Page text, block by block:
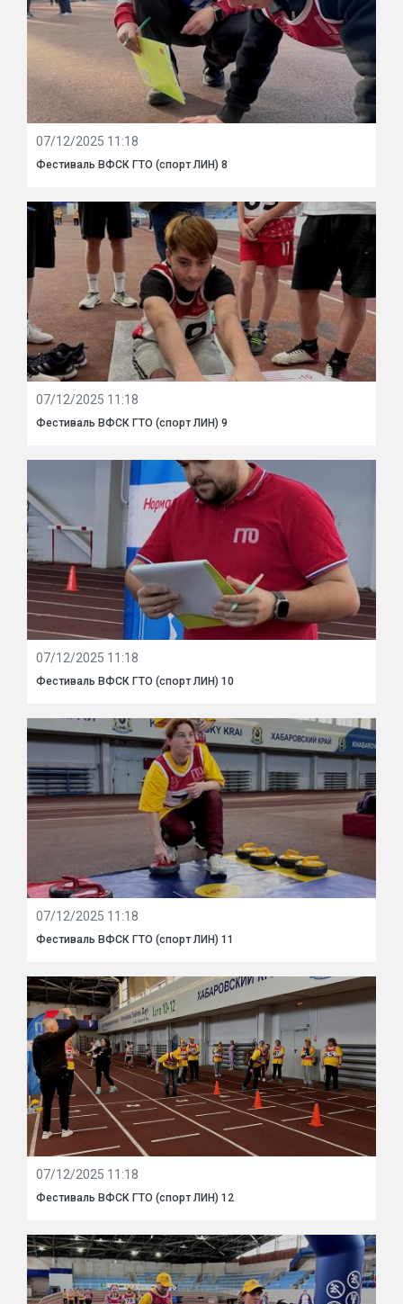
07/12/2025 11:18
Фестиваль ВФСК ГТО (спорт ЛИН) 8
07/12/2025 11:18
Фестиваль ВФСК ГТО (спорт ЛИН) 9
07/12/2025 11:18
Фестиваль ВФСК ГТО (спорт ЛИН) 10
07/12/2025 11:18
Фестиваль ВФСК ГТО (спорт ЛИН) 11
07/12/2025 11:18
Фестиваль ВФСК ГТО (спорт ЛИН) 12